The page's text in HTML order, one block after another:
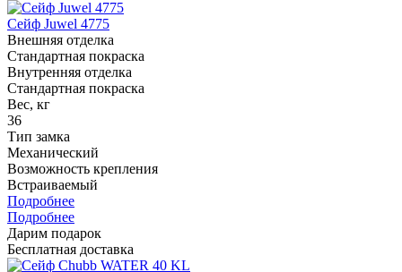
Сейф Juwel 4775
Внешняя отделка
Стандартная покраска
Внутренняя отделка
Стандартная покраска
Вес, кг
36
Тип замка
Механический
Возможность крепления
Встраиваемый
Подробнее
Подробнее
Дарим подарок
Бесплатная доставка